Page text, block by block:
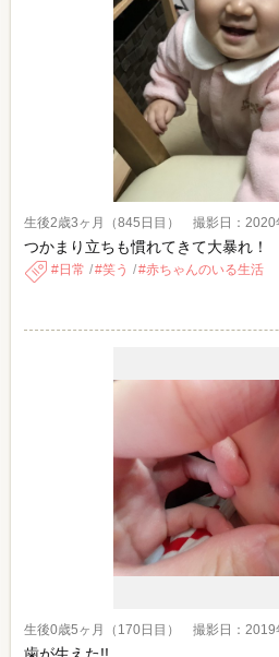
生後2歳3ヶ月（845日目） 撮影日：2020
つかまり立ちも慣れてきて大暴れ！
日常 笑う 赤ちゃんのいる生活
生後0歳5ヶ月（170日目） 撮影日：2019